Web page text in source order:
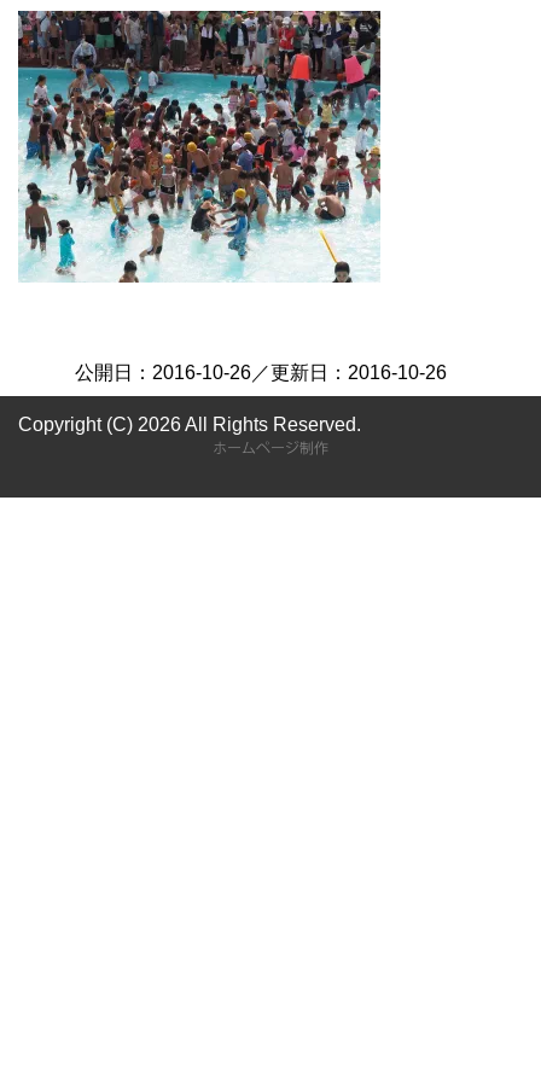
公開日： 2016-10-26／更新日： 2016-10-26
Copyright (C) 2026All Rights Reserved.